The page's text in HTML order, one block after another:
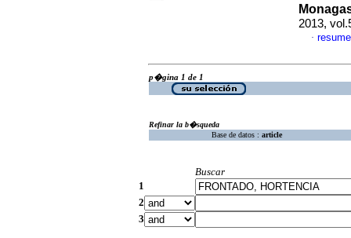
2013,
·
p�gina 1 de 1
Refinar la b�squeda
Base de datos : article
Buscar
1
2
3